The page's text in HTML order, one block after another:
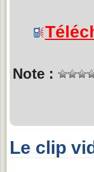
Note :
Le clip